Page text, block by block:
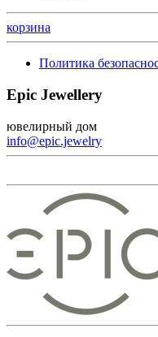
корзина
Политика
Epic Jewellery
ювелирный дом
info@epic.jewelry